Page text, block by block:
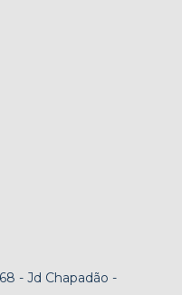
- Jd Chapadão -